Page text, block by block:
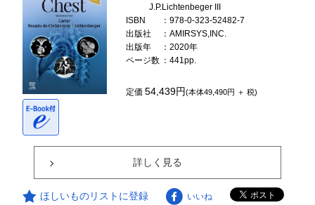
J.P.Lichtenbeger III
ISBN
：978-0-323-52482-7
出版社
：AMIRSYS,INC.
出版年
：2020年
ページ数 ：441pp.
定価54,439円(本体49,490円 ＋ 税)
詳しく見る
ほしいものリストに登録 いいね